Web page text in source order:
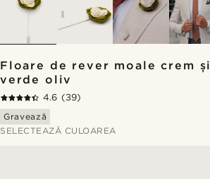
Floare de rever moale crem și
verde oliv
4.6 (39)
Gravează
SELECTEAZĂ CULOAREA